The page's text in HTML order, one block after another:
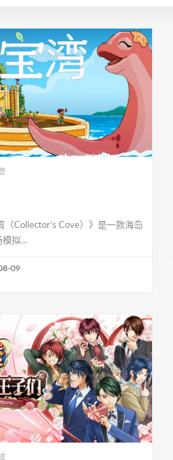
（Collector’s Cove）》是一款海岛
模拟...
09